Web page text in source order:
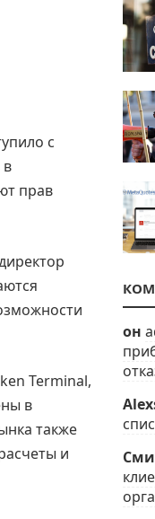
с
прав
Terminal,
в
также
и
он